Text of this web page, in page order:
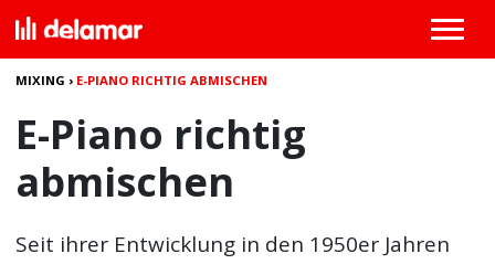
MIXING › E-PIANO RICHTIG ABMISCHEN
E-Piano richtig
abmischen
Seit ihrer Entwicklung in den 1950er Jahren